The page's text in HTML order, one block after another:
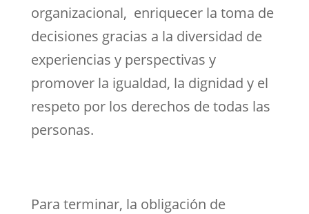
organizacional, enriquecer la toma de
decisiones gracias a la diversidad de
experiencias y perspectivas y
promover la igualdad, la dignidad y el
respeto por los derechos de todas las
personas.
Para terminar, la obligación de